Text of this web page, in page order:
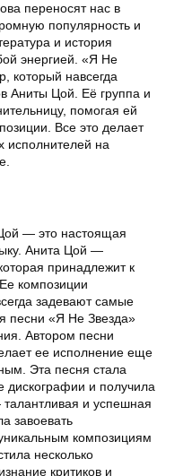
переносят нас в
популярность и
и история
энергией. «Я Не
который навсегда
Аниты Цой. Её группа и
помогая ей
Все это делает
исполнителей на
— это настоящая
Анита Цой —
принадлежит к
композиции
задевают самые
песни «Я Не Звезда»
Автором песни
ее исполнение еще
Эта песня стала
дискографии и получила
и успешная
завоевать
композициям
несколько
критиков и